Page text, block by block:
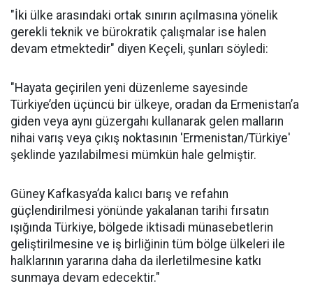
"İki ülke arasındaki ortak sınırın açılmasına yönelik
gerekli teknik ve bürokratik çalışmalar ise halen
devam etmektedir" diyen Keçeli, şunları söyledi:
"Hayata geçirilen yeni düzenleme sayesinde
Türkiye’den üçüncü bir ülkeye, oradan da Ermenistan’a
giden veya aynı güzergahı kullanarak gelen malların
nihai varış veya çıkış noktasının 'Ermenistan/Türkiye'
şeklinde yazılabilmesi mümkün hale gelmiştir.
Güney Kafkasya’da kalıcı barış ve refahın
güçlendirilmesi yönünde yakalanan tarihi fırsatın
ışığında Türkiye, bölgede iktisadi münasebetlerin
geliştirilmesine ve iş birliğinin tüm bölge ülkeleri ile
halklarının yararına daha da ilerletilmesine katkı
sunmaya devam edecektir."